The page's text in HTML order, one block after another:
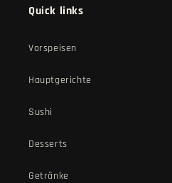
Quick links
Vorspeisen
Hauptgerichte
Sushi
Desserts
Getränke